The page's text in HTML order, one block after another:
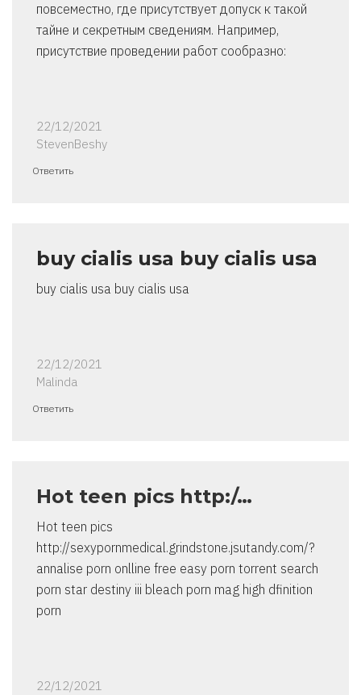
повсеместно, где присутствует допуск к такой
тайне и секретным сведениям. Например,
присутствие проведении работ сообразно:
22/12/2021
StevenBeshy
Ответить
buy cialis usa buy cialis usa
buy cialis usa buy cialis usa
22/12/2021
Malinda
Ответить
Hot teen pics http:/…
Hot teen pics
http://sexypornmedical.grindstone.jsutandy.com/?
annalise porn onlline free easy porn torrent search
porn star destiny iii bleach porn mag high dfinition
porn
22/12/2021